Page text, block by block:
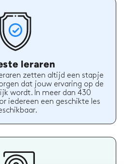
leraren
zetten altijd een stapje
dat jouw ervaring op de
wordt. In meer dan 430
iedereen een geschikte les